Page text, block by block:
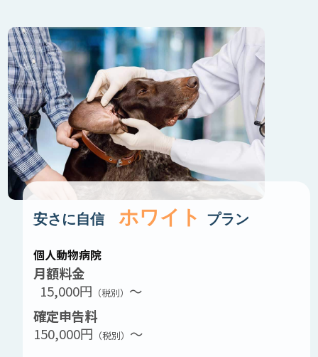
安さに自信 ホワイト プラン
個人動物病院
月額料金
15,000円 （税別） ～
確定申告料
150,000円 （税別） ～